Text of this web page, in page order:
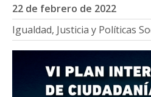
22 de febrero de 2022
Igualdad, Justicia y Políticas